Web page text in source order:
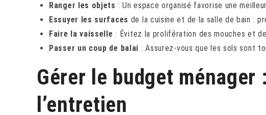
Ranger les objets : Un espace organisé favorise une
Essuyer les surfaces de la cuisine et de la salle de bain :
Faire la vaisselle : Évitez la prolifération des mouches et
Passer un coup de balai : Assurez-vous que les sols sont
Gérer le budget ménager
l’entretien